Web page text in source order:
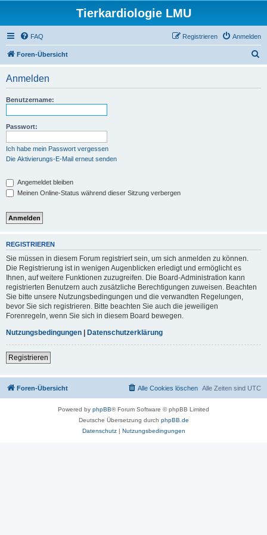
Tierkardiologie LMU
FAQ Anmelden
Registrieren
Foren-Übersicht
Anmelden
Benutzername:
Passwort:
Ich habe mein Passwort vergessen
Die Aktivierungs-E-Mail erneut senden
Angemeldet bleiben
Meinen Online-Status während dieser Sitzung verbergen
REGISTRIEREN
Sie müssen in diesem Forum registriert sein, um sich anmelden zu können.
Die Registrierung ist in wenigen Augenblicken erledigt und ermöglicht es
Ihnen, auf weitere Funktionen zuzugreifen. Die Board-Administration kann
registrierten Benutzern auch zusätzliche Berechtigungen zuweisen. Beachten
Sie bitte unsere Nutzungsbedingungen und die verwandten Regelungen,
bevor Sie sich registrieren. Bitte beachten Sie auch die jeweiligen
Forenregeln, wenn Sie sich in diesem Board bewegen.
Nutzungsbedingungen | Datenschutzerklärung
Registrieren
Foren-Übersicht Alle Zeiten sind UTC
Alle Cookies löschen
Powered by phpBB® Forum Software © phpBB Limited
Deutsche Übersetzung durch phpBB.de
Datenschutz| Nutzungsbedingungen